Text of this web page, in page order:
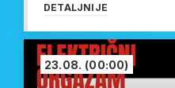
DETALJNIJE
23.08. (00:00)